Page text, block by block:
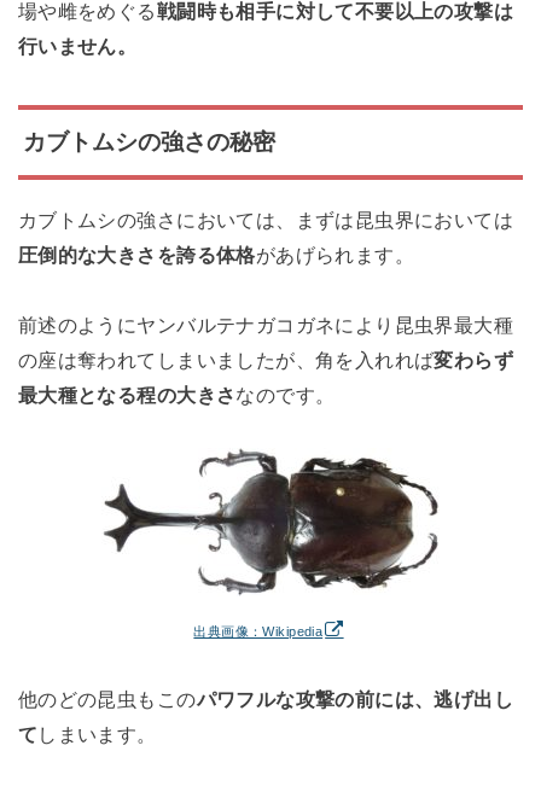
場や雌をめぐる戦闘時も相手に対して不要以上の攻撃は
行いません。
カブトムシの強さの秘密
カブトムシの強さにおいては、まずは昆虫界においては
圧倒的な大きさを誇る体格があげられます。
前述のようにヤンバルテナガコガネにより昆虫界最大種
の座は奪われてしまいましたが、角を入れれば変わらず
最大種となる程の大きさなのです。
出典画像：Wikipedia
他のどの昆虫もこのパワフルな攻撃の前には、逃げ出し
て しまいます。